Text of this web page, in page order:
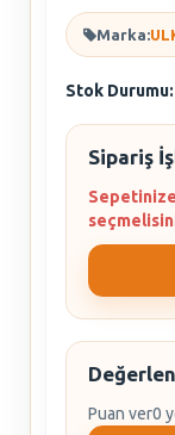
Marka:
Stok Durumu:
Sipariş
Puan ver0